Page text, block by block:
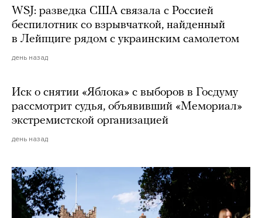
WSJ: разведка США связала с Россией
беспилотник со взрывчаткой, найденный
в Лейпциге рядом с украинским самолетом
день назад
Иск о снятии «Яблока» с выборов в Госдуму
рассмотрит судья, объявивший «Мемориал»
экстремистской организацией
день назад